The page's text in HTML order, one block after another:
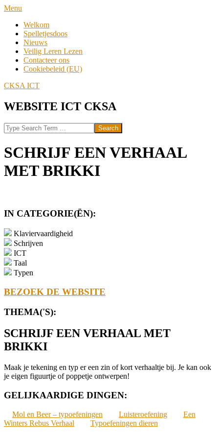
Skip
content
Navigation
Menu
Welkom
Spelletjesdoos
Nieuws
Veilig Leren Lezen
Contacteer ons
Cookiebeleid (EU)
CKSA ICT
WEBSITE ICT CKSA
Search
SCHRIJF EEN VERHAAL
MET BRIKKI
IN CATEGORIE(ËN):
Klaviervaardigheid
Schrijven
ICT
Taal
Typen
BEZOEK DE WEBSITE
THEMA('S):
SCHRIJF EEN VERHAAL MET
BRIKKI
Maak je tekening en typ er een zin of kort verhaaltje bij. Je kan ook
je eigen figuurtje of poppetje ontwerpen!
GELIJKAARDIGE DINGEN:
Mol en Beer – typoefeningen Luisteroefening
Een
Winters Rebus Verhaal
Typoefeningen dieren